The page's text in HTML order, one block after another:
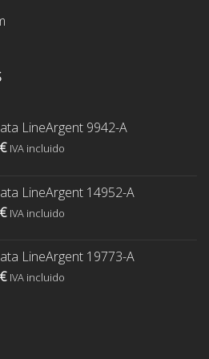
LineArgent 9942-A
El
es:
70,00€.
IVA incluido
LineArgent 14952-A
El
es:
70,00€.
IVA incluido
LineArgent 19773-A
ElIVA incluido